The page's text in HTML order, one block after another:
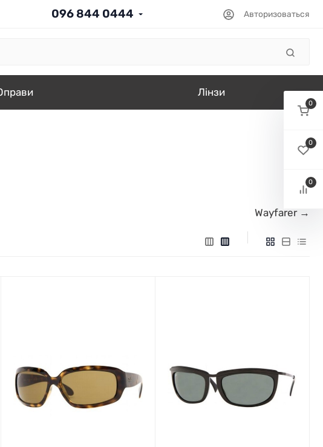
096 844 0444 Авторизоваться
Лінзи
Wayfarer →
0
0
0